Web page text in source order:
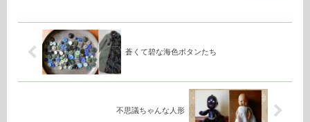
蒼くて碧な海色ボタンたち
不思議ちゃんな人形